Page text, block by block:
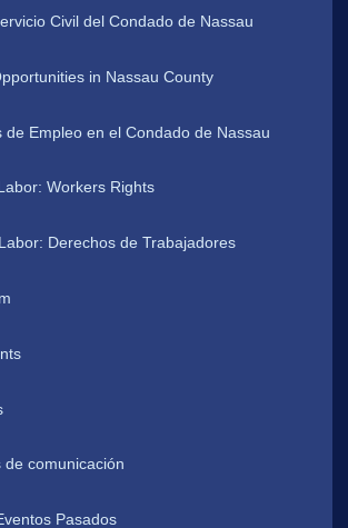
Civil del Condado de Nassau
in Nassau County
de Empleo en el Condado de Nassau
Workers Rights
Derechos de Trabajadores
de comunicación
Pasados